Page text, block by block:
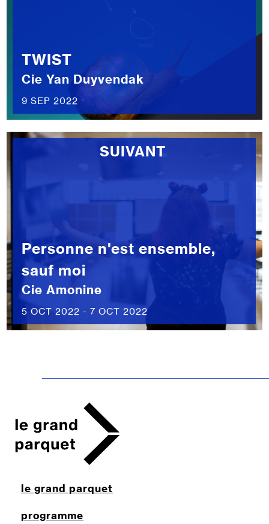
TWIST
Cie Yan Duyvendak
9 SEP 2022
SUIVANT
Personne n'est ensemble,
sauf moi
Cie Amonine
5 OCT 2022 - 7 OCT 2022
le grand parquet
programme